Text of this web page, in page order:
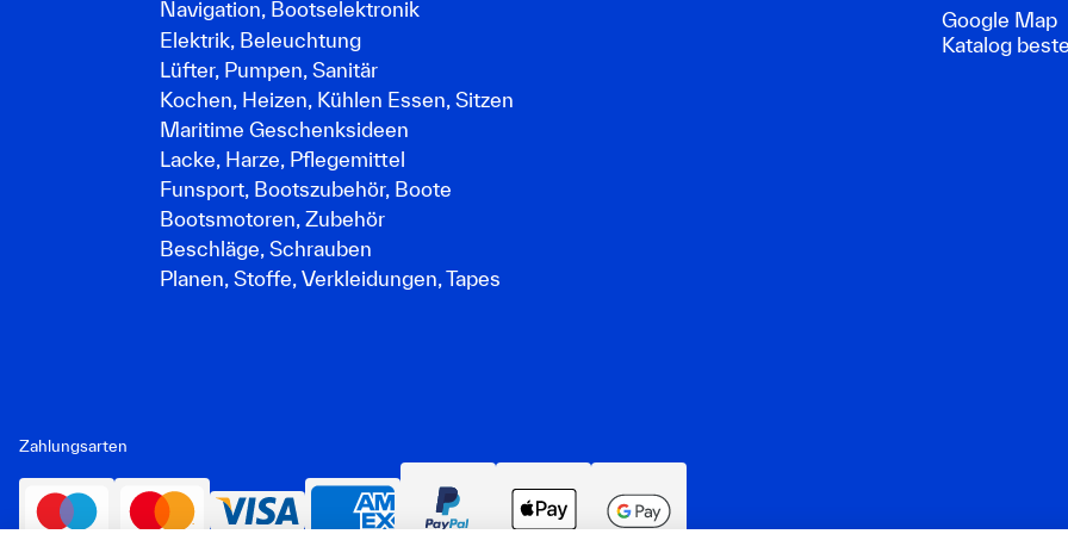
Navigation, Bootselektronik
Elektrik, Beleuchtung
Lüfter, Pumpen, Sanitär
Kochen, Heizen, Kühlen Essen, Sitzen
Maritime Geschenksideen
Lacke, Harze, Pflegemittel
Funsport, Bootszubehör, Boote
Bootsmotoren, Zubehör
Beschläge, Schrauben
Planen, Stoffe, Verkleidungen, Tapes
Google Map
Katalog
Zahlungsarten